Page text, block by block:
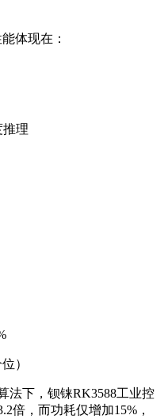
体现在：
推理
）
法下，钡铼RK3588工业控
倍，而功耗仅增加15%，